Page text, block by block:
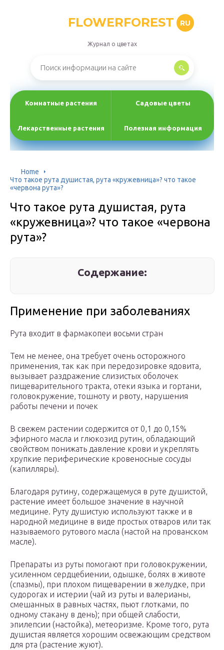
FLOWERFOREST RU
Журнал о цветах
Комнатные растения Садовые цветы
Лекарственные растения Полезная информация
Home
Что такое рута душистая, рута «кружевница»? что такое
«червона рута»?
Что такое рута душистая, рута
«кружевница»? что такое «червона
рута»?
Содержание:
Применение при заболеваниях
Рута входит в фармакопеи восьми стран
Тем не менее, она требует очень осторожного
применения, так как при передозировке ядовита,
вызывает раздражение слизистых оболочек
пищеварительного тракта, отеки языка и гортани,
головокружение, тошноту и рвоту, нарушения
работы печени и почек
В свежем растении содержится от 0,1 до 0,15%
эфирного масла и глюкозид рутин, обладающий
свойством понижать давление крови и укреплять
хрупкие периферические кровеносные сосуды
(капилляры).
Благодаря рутину, содержащемуся в руте душистой,
растение имеет большое значение в научной
медицине. Руту душистую используют также и в
народной медицине в виде простых отваров или так
называемого рутового масла (настой на прованском
масле).
Препараты из руты помогают при головокружении,
усиленном сердцебиении, одышке, болях в животе
(спазмы), при плохом пищеварении в желудке, при
судорогах и истерии (чай из руты и валерианы,
смешанных в равных частях, пьют глотками, по
одному стакану в день); при общей слабости,
эпилепсии (настойка), метеоризме. Кроме того, рута
душистая является хорошим освежающим средством
для рта (растение жуют).